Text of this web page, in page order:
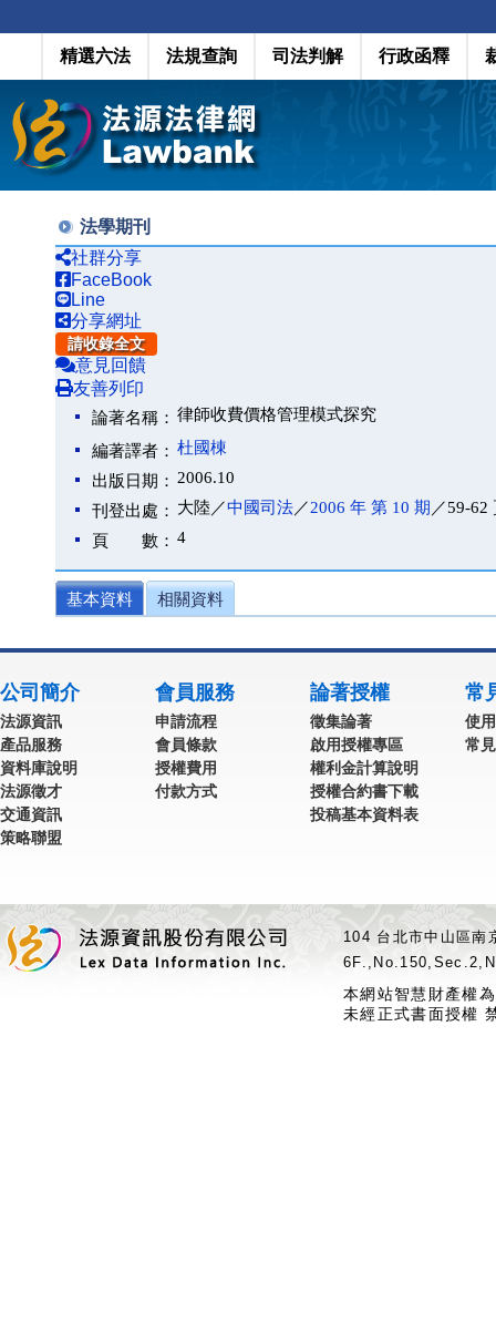
精選六法 法規查詢 司法判解 行政函釋
法學期刊
社群分享
FaceBook
Line
分享網址
請收錄全文
意見回饋
友善列印
論著名稱： 律師收費價格管理模式探究
編著譯者： 杜國棟
出版日期： 2006.10
刊登出處： 大陸／中國司法／2006 年 第 10 期 ／59-62
頁 數： 4
基本資料 相關資料
公司簡介
法源資訊
產品服務
資料庫說明
法源徵才
交通資訊
策略聯盟
會員服務
申請流程
會員條款
授權費用
付款方式
論著授權
徵集論著
啟用授權專區
權利金計算說明
授權合約書下載
投稿基本資料表
常
使
常
104 台北市中山區
本網站智慧財產權
未經正式書面授權